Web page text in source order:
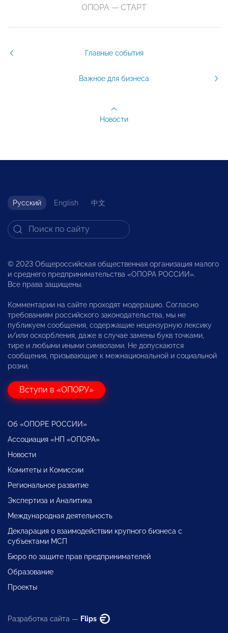
ОПОРА — СТАРТ
Главные события
Важное для бизнеса
Новости
Русский English 中文
© 2023 Общероссийская общественная организация малого
и среднего предпринимательства «ОПОРА РОССИИ».
Все права защищены.
Комментарии на сайте проходят модерацию. Согласно
требованиям российского законодательства, мы не
публикуем сообщения, содержащие нецензурную лексику
и/или оскорбления, даже в случае замены букв точками,
тире и любыми иными символами. Не допускаются
сообщения, призывающие к межнациональной и социальной
розни.
Вступи в «ОПОРУ»
Об «ОПОРЕ РОССИИ»
Ассоциация «НП «ОПОРА»
Новости
Комитеты и Комиссии
Региональное развитие
Экспертиза и Аналитика
Международная деятельность
Декларация о взаимодействии крупного бизнеса с
субъектами МСП
Бюро по защите прав предпринимателей
Образование
Проекты
Разработка сайта — Flips